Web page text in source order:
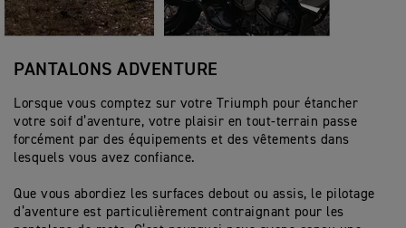
PANTALONS ADVENTURE
Lorsque vous comptez sur votre Triumph pour étancher
votre soif d’aventure, votre plaisir en tout-terrain passe
forcément par des équipements et des vêtements dans
lesquels vous avez confiance.
Que vous abordiez les surfaces debout ou assis, le pilotage
d’aventure est particulièrement contraignant pour les